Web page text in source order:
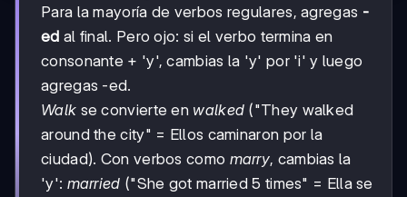
Para la mayoría de verbos regulares, agregas -
ed al final. Pero ojo: si el verbo termina en
consonante + 'y', cambias la 'y' por 'i' y luego
agregas -ed.
Walk se convierte en walked ("They walked
around the city" = Ellos caminaron por la
ciudad). Con verbos como marry, cambias la
'y': married ("She got married 5 times" = Ella se